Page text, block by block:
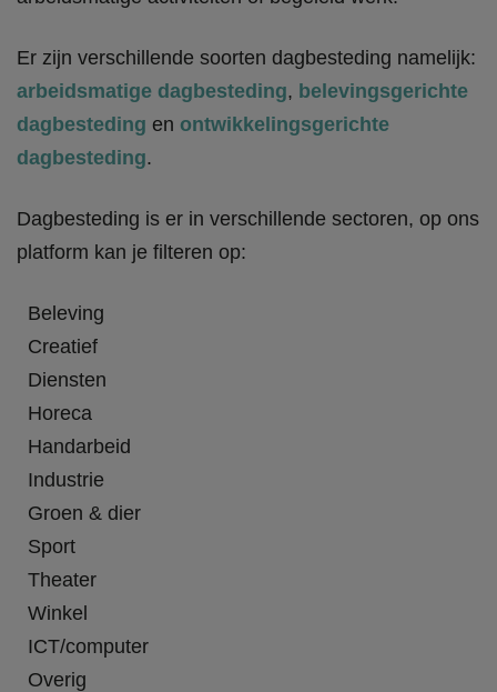
Er zijn verschillende soorten dagbesteding namelijk:
arbeidsmatige dagbesteding, belevingsgerichte
dagbesteding en ontwikkelingsgerichte
dagbesteding.
Dagbesteding is er in verschillende sectoren, op ons
platform kan je filteren op:
Beleving
Creatief
Diensten
Horeca
Handarbeid
Industrie
Groen & dier
Sport
Theater
Winkel
ICT/computer
Overig